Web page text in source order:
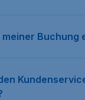
Buchung